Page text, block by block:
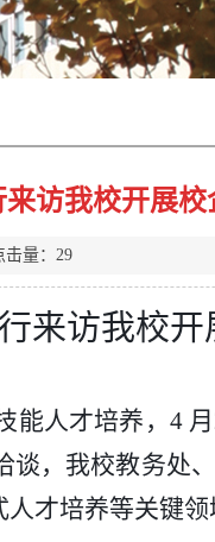
访我校开展校
量： 29
访我校开
人才培养， 4
，我校教务处
才培养等关键领